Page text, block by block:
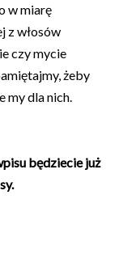
w miarę
z włosów
czy mycie
żeby
my dla nich.
będziecie już